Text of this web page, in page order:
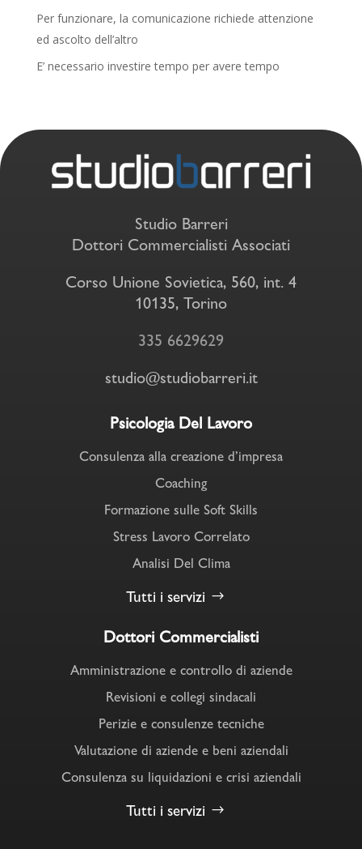
Per funzionare, la comunicazione richiede attenzione
ed ascolto dell’altro
E’ necessario investire tempo per avere tempo
Studio Barreri
Dottori Commercialisti Associati
Corso Unione Sovietica, 560, int. 4
10135, Torino
335 6629629
studio@studiobarreri.it
Psicologia Del Lavoro
Consulenza alla creazione d’impresa
Coaching
Formazione sulle Soft Skills
Stress Lavoro Correlato
Analisi Del Clima
Tutti i servizi
Dottori Commercialisti
Amministrazione e controllo di aziende
Revisioni e collegi sindacali
Perizie e consulenze tecniche
Valutazione di aziende e beni aziendali
Consulenza su liquidazioni e crisi aziendali
Tutti i servizi